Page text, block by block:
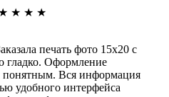
★ ★ ★
печать фото 15х20 с
гладко. Оформление
понятным. Вся информация
удобного интерфейса